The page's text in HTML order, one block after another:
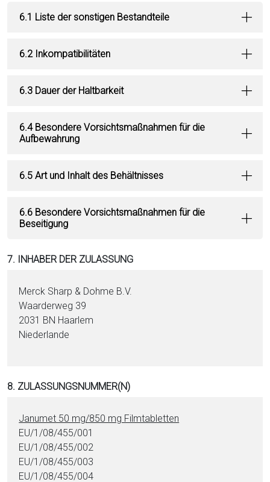
6.1 Liste der sonstigen Bestandteile
6.2 Inkompatibilitäten
6.3 Dauer der Haltbarkeit
6.4 Besondere Vorsichtsmaßnahmen für die
Aufbewahrung
6.5 Art und Inhalt des Behältnisses
6.6 Besondere Vorsichtsmaßnahmen für die
Beseitigung
7. INHABER DER ZULASSUNG
Merck Sharp & Dohme B.V.
Waarderweg 39
2031 BN Haarlem
Niederlande
8. ZULASSUNGSNUMMER(N)
Janumet 50 mg/850 mg Film­ta­blet­ten
EU/1/08/455/001
EU/1/08/455/002
EU/1/08/455/003
EU/1/08/455/004